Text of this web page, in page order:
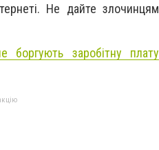
Не дайте злочинцям
заробітну плату